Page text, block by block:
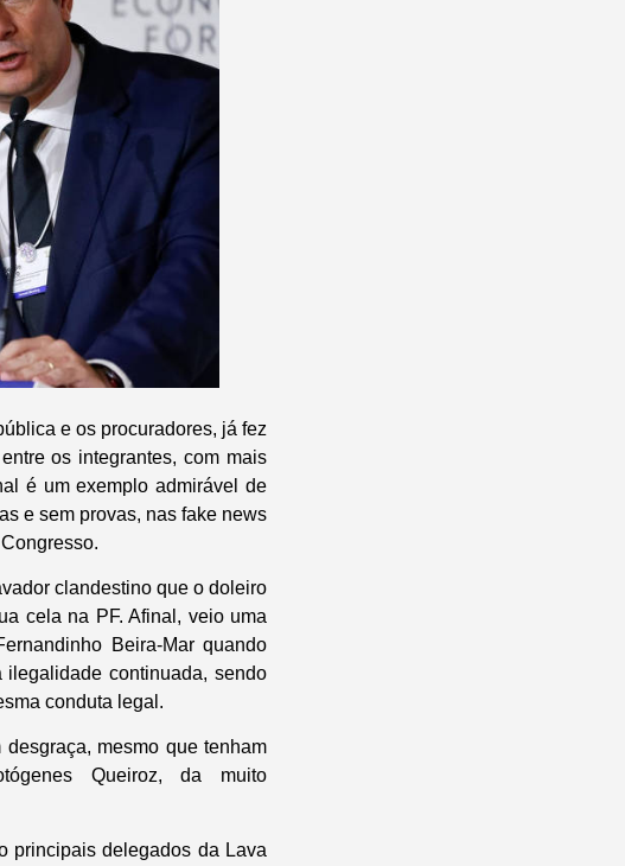
e os procuradores, já fez
os integrantes, com mais
é um exemplo admirável de
e sem provas, nas fake news
clandestino que o doleiro
cela na PF. Afinal, veio uma
Beira-Mar quando
continuada, sendo
conduta legal.
mesmo que tenham
Queiroz, da muito
principais delegados da Lava